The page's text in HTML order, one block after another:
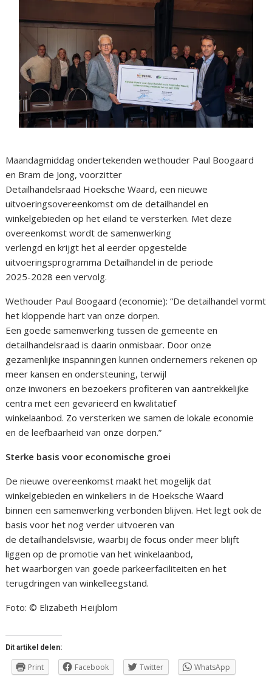
Maandagmiddag ondertekenden wethouder Paul Boogaard
en Bram de Jong, voorzitter
Detailhandelsraad Hoeksche Waard, een nieuwe
uitvoeringsovereenkomst om de detailhandel en
winkelgebieden op het eiland te versterken. Met deze
overeenkomst wordt de samenwerking
verlengd en krijgt het al eerder opgestelde
uitvoeringsprogramma Detailhandel in de periode
2025-2028 een vervolg.
Wethouder Paul Boogaard (economie): “De detailhandel vormt
het kloppende hart van onze dorpen.
Een goede samenwerking tussen de gemeente en
detailhandelsraad is daarin onmisbaar. Door onze
gezamenlijke inspanningen kunnen ondernemers rekenen op
meer kansen en ondersteuning, terwijl
onze inwoners en bezoekers profiteren van aantrekkelijke
centra met een gevarieerd en kwalitatief
winkelaanbod. Zo versterken we samen de lokale economie
en de leefbaarheid van onze dorpen.”
Sterke basis voor economische groei
De nieuwe overeenkomst maakt het mogelijk dat
winkelgebieden en winkeliers in de Hoeksche Waard
binnen een samenwerking verbonden blijven. Het legt ook de
basis voor het nog verder uitvoeren van
de detailhandelsvisie, waarbij de focus onder meer blijft
liggen op de promotie van het winkelaanbod,
het waarborgen van goede parkeerfaciliteiten en het
terugdringen van winkelleegstand.
Foto: © Elizabeth Heijblom
Dit artikel delen:
Print Facebook Twitter WhatsApp